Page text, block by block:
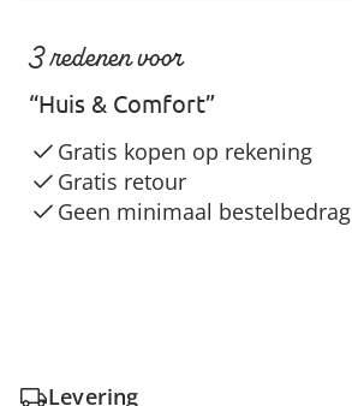
3 redenen voor
“Huis & Comfort”
Gratis kopen op rekening
Gratis retour
Geen minimaal bestelbedrag
Levering